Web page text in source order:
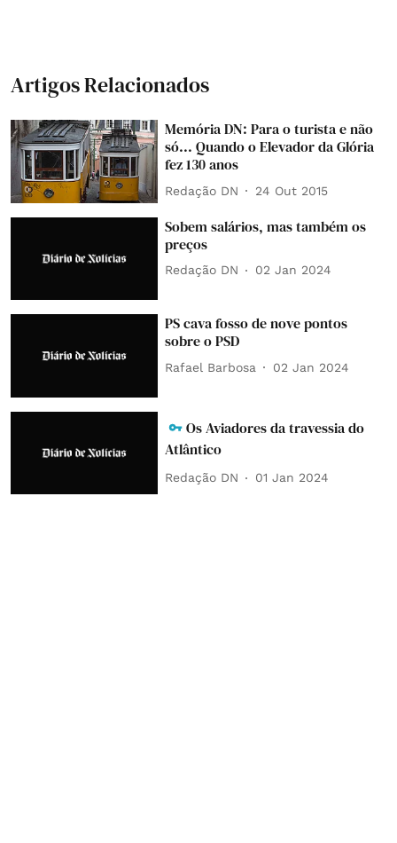
Artigos Relacionados
Memória DN: Para o turista e não
só... Quando o Elevador da Glória
fez 130 anos
Redação DN 24 Out 2015
Sobem salários, mas também os
preços
Redação DN 02 Jan 2024
PS cava fosso de nove pontos
sobre o PSD
Rafael Barbosa 02 Jan 2024
Os Aviadores da travessia do
Atlântico
Redação DN 01 Jan 2024